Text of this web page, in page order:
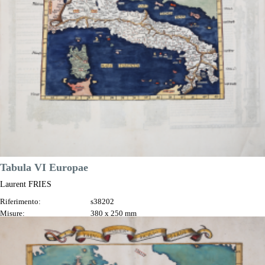
8.500,00 €
Anteprima
DESCRIZIONE
Tabula VI Europae
Laurent FRIES
Riferimento:
s38202
Misure:
380 x 250 mm
1522 ca.
Anteprima